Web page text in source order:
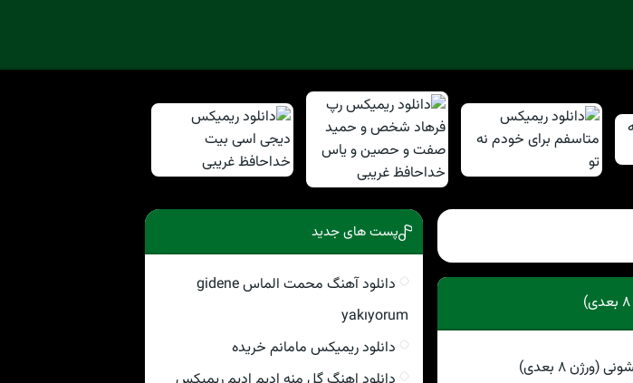
پست های جدید
دانلود آهنگ محمت الماس gidene
yakıyorum
دانلود ریمیکس مامانم خریده